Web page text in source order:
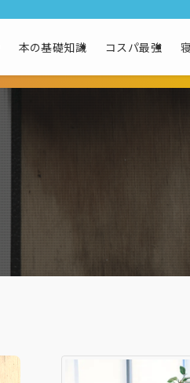
本の基礎知識 コスパ最強